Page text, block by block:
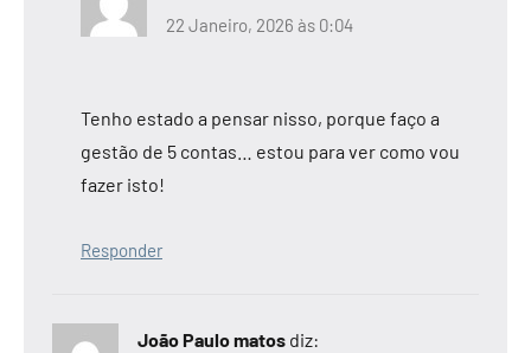
22 Janeiro, 2026 às 0:04
Tenho estado a pensar nisso, porque faço a
gestão de 5 contas… estou para ver como vou
fazer isto!
Responder
João Paulo matos diz: